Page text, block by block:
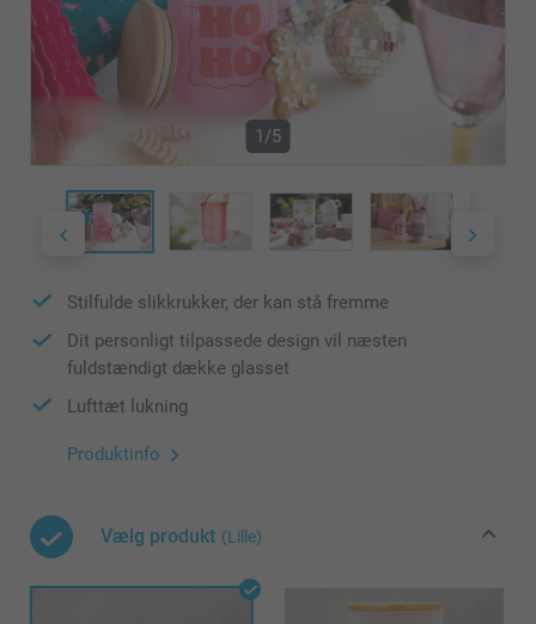
1/5
Stilfulde slikkrukker, der kan stå fremme
Dit personligt tilpassede design vil næsten
fuldstændigt dække glasset
Lufttæt lukning
Produktinfo
Vælg produkt (Lille)